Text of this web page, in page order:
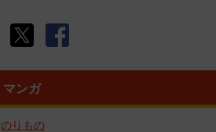
マンガ
のりもの